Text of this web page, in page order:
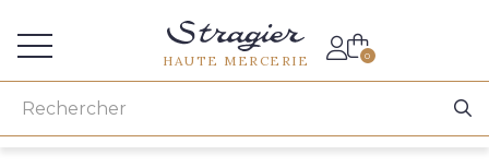
HAUTE MERCERIE 0